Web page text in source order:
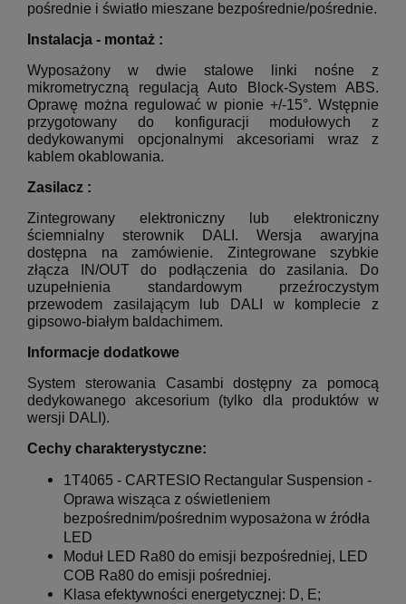
pośrednie i światło mieszane bezpośrednie/pośrednie.
Instalacja - montaż :
Wyposażony w dwie stalowe linki nośne z
mikrometryczną regulacją Auto Block-System ABS.
Oprawę można regulować w pionie +/-15°. Wstępnie
przygotowany do konfiguracji modułowych z
dedykowanymi opcjonalnymi akcesoriami wraz z
kablem okablowania.
Zasilacz :
Zintegrowany elektroniczny lub elektroniczny
ściemnialny sterownik DALI. Wersja awaryjna
dostępna na zamówienie. Zintegrowane szybkie
złącza IN/OUT do podłączenia do zasilania. Do
uzupełnienia standardowym przeźroczystym
przewodem zasilającym lub DALI w komplecie z
gipsowo-białym baldachimem.
Informacje dodatkowe
System sterowania Casambi dostępny za pomocą
dedykowanego akcesorium (tylko dla produktów w
wersji DALI).
Cechy charakterystyczne:
1T4065 - CARTESIO Rectangular Suspension -
Oprawa wisząca z oświetleniem
bezpośrednim/pośrednim wyposażona w źródła
LED
Moduł LED Ra80 do emisji bezpośredniej, LED
COB Ra80 do emisji pośredniej.
Klasa efektywności energetycznej: D, E;